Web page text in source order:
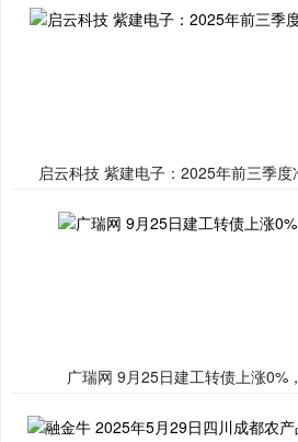
启云科技 紫建电子：2025年前三季
广瑞网 9月25日建工转债上涨0%